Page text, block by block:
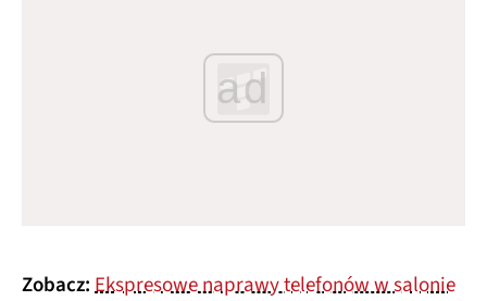
ad
Zobacz:Ekspresowe naprawy telefonów w salonie